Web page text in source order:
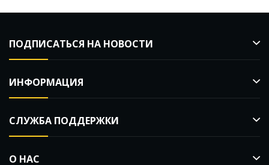
ПОДПИСАТЬСЯ НА НОВОСТИ
ИНФОРМАЦИЯ
СЛУЖБА ПОДДЕРЖКИ
О НАС